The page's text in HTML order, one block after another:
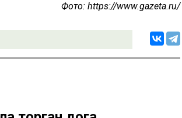
Фото: https://www.gazeta.ru/